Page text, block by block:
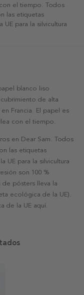
el tiempo. Todos
las etiquetas
para la silvicultura
blanco liso
de alta
Francia. El papel es
con el tiempo.
en Dear Sam. Todos
las etiquetas
UE para la silvicultura
son 100 %
pósters lleva la
ecológica de la UE).
de la UE aquí.